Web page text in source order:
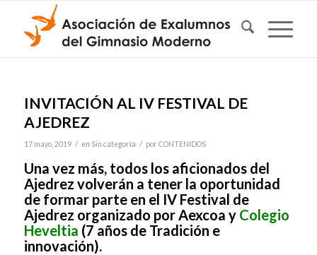
INVITACIÓN AL IV FESTIVAL DE
AJEDREZ
17 mayo, 2019 / en Sin categoría / por CONTENIDOS
Una vez más, todos los aficionados del
Ajedrez volverán a tener la oportunidad
de formar parte en el IV Festival de
Ajedrez organizado por Aexcoa y Colegio
Heveltia (7 años de Tradición e
innovación).